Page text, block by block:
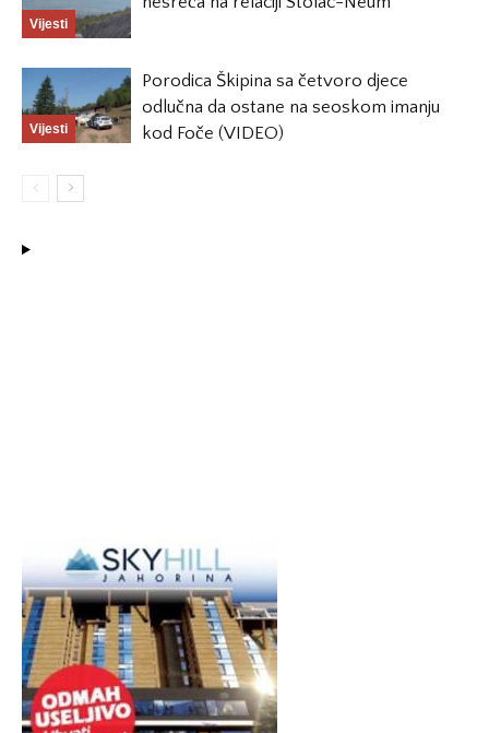
Vijesti
Vijesti
Porodica Škipina sa četvoro djece
odlučna da ostane na seoskom imanju
kod Foče (VIDEO)